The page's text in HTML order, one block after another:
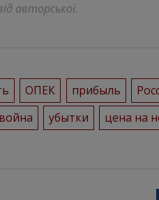
авторської.
ОПЕК прибыль
убытки
цена на